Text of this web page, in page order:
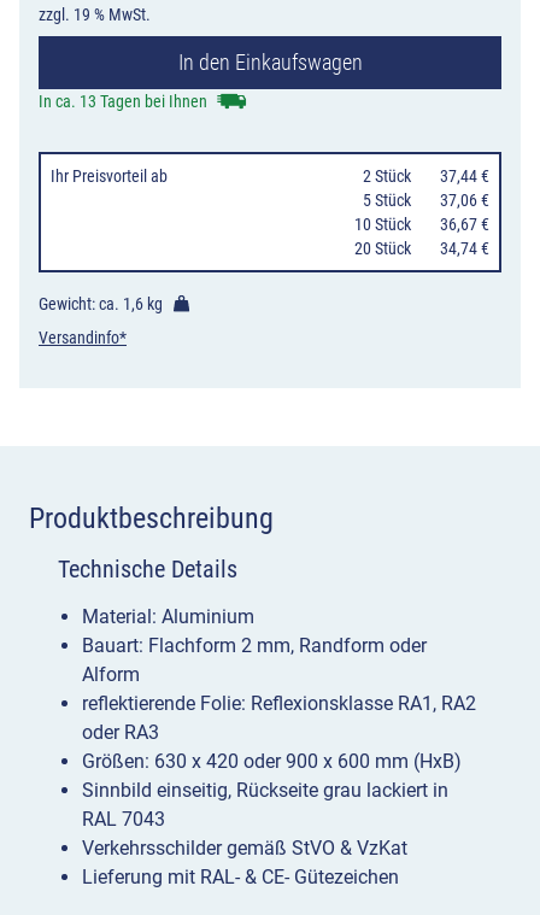
zzgl. 19 % MwSt.
Vorwegweiser
Kreisverkehr,
linksweisend
Menge
In den Einkaufswagen
In ca. 13 Tagen bei Ihnen
Ihr Preisvorteil ab 2 Stück
37,44 €
5 Stück
37,06 €
10 Stück
36,67 €
20 Stück
34,74 €
Gewicht: ca. 1,6 kg
Versandinfo*
Produktbeschreibung
Technische Details
Material: Aluminium
Bauart: Flachform 2 mm, Randform oder
Alform
reflektierende Folie: Reflexionsklasse RA1, RA2
oder RA3
Größen: 630 x 420 oder 900 x 600 mm (HxB)
Sinnbild einseitig, Rückseite grau lackiert in
RAL 7043
Verkehrsschilder gemäß StVO & VzKat
Lieferung mit RAL- & CE- Gütezeichen